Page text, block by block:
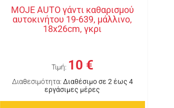
MOJE AUTO γάντι καθαρισμού
αυτοκινήτου 19-639, μάλλινο,
18x26cm, γκρι
Τιμή: 10 €
Διαθεσιμότητα: Διαθέσιμο σε 2 έως 4
εργάσιμες μέρες